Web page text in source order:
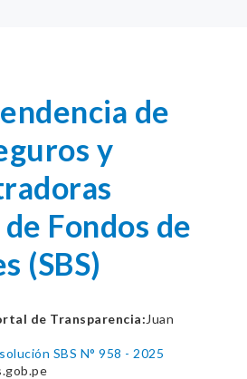
de
y
Fondos de
(SBS)
de Transparencia: Juan
SBS N° 958 - 2025